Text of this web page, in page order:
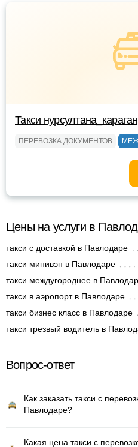
Такси
ПЕРЕВОЗКА ДОКУМЕНТОВ
Цены на услуги в
такси с доставкой в Павлодаре
такси минивэн в Павлодаре
такси междугороднее в
такси в аэропорт в Павлодаре
такси бизнес класс в Павлодаре
такси трезвый водитель в
Вопрос-ответ
Как заказать такси с
Павлодаре?
Какая цена такси с